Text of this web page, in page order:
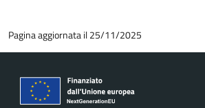
Pagina aggiornata il 25/11/2025